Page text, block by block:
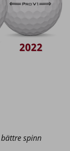
2022
spinn